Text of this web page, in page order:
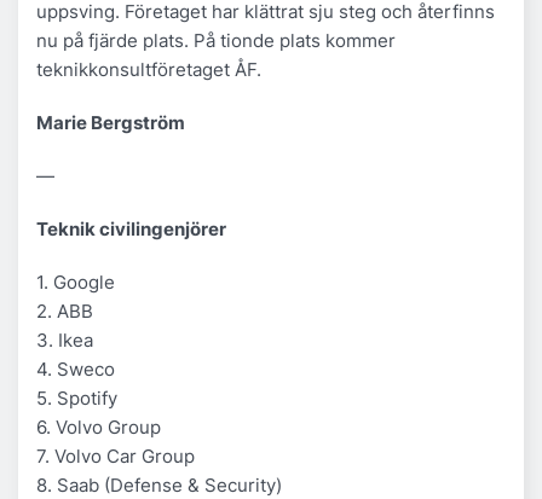
uppsving. Företaget har klättrat sju steg och återfinns
nu på fjärde plats. På tionde plats kommer
teknikkonsultföretaget ÅF.
Marie Bergström
—
Teknik civilingenjörer
1. Google
2. ABB
3. Ikea
4. Sweco
5. Spotify
6. Volvo Group
7. Volvo Car Group
8. Saab (Defense & Security)